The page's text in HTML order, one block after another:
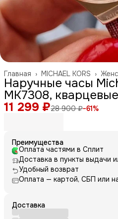
MICHAEL KORS ›
Главная ›
Наручные часы
MK7308,
11 299 ₽28 900 ₽−61%
Преимущества
Оплата частями в Сплит
Доставка в пункты выдачи
Удобный возврат
Оплата — картой, СБП или
Доставка